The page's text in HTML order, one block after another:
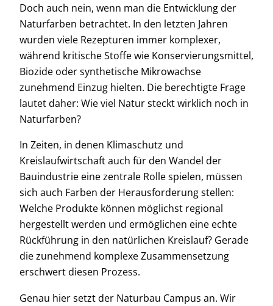
Doch auch nein, wenn man die Entwicklung der
Naturfarben betrachtet. In den letzten Jahren
wurden viele Rezepturen immer komplexer,
während kritische Stoffe wie Konservierungsmittel,
Biozide oder synthetische Mikrowachse
zunehmend Einzug hielten. Die berechtigte Frage
lautet daher: Wie viel Natur steckt wirklich noch in
Naturfarben?
In Zeiten, in denen Klimaschutz und
Kreislaufwirtschaft auch für den Wandel der
Bauindustrie eine zentrale Rolle spielen, müssen
sich auch Farben der Herausforderung stellen:
Welche Produkte können möglichst regional
hergestellt werden und ermöglichen eine echte
Rückführung in den natürlichen Kreislauf? Gerade
die zunehmend komplexe Zusammensetzung
erschwert diesen Prozess.
Genau hier setzt der Naturbau Campus an. Wir